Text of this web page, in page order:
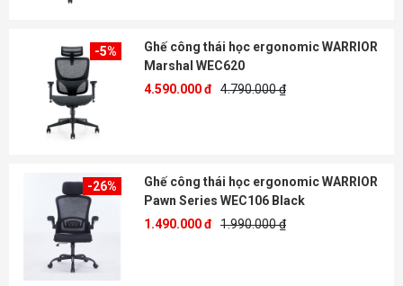
-5%
Ghế công thái học ergonomic WARRIOR
Marshal WEC620
4.590.000 đ 4.790.000 ₫
-26%
Ghế công thái học ergonomic WARRIOR
Pawn Series WEC106 Black
1.490.000 đ 1.990.000 ₫